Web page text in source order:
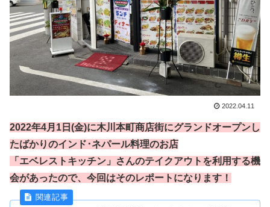
2022.04.11
2022年4月1日(金)に木川本町商店街にグランドオープンし
たばかりのインド･ネパール料理のお店
「エベレストキッチン」さんのテイクアウトを利用する機
会があったので、今回はそのレポートになります！